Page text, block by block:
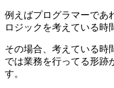
例えばプログラマーであ
ロジックを考えている時
その場合、考えている時
では業務を行ってる形跡
す。